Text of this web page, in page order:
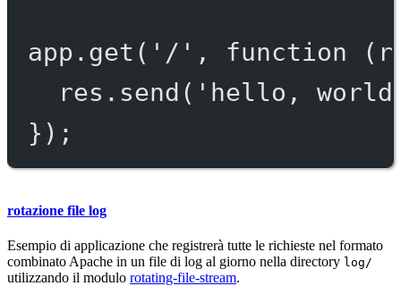
app. get ( '/' , function (
res. send ( 'hello,
});
rotazione file log
Esempio di applicazione che registrerà tutte le richieste nel formato
combinato Apache in un file di log al giorno nella directory log/
utilizzando il modulo rotating-file-stream.